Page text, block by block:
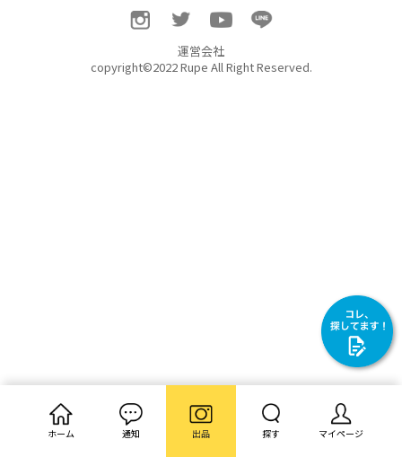
運営会社
copyright©2022 Rupe All Right Reserved.
ホーム 通知 出品 探す マイページ